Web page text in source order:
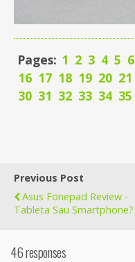
Pages: 1 2 3 4 5 6
16 17 18 19 20 21
30 31 32 33 34 35
Previous Post
Asus Fonepad Review -
Tableta Sau Smartphone?
46 responses